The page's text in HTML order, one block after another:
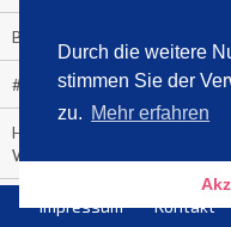
Durch die weitere
stimmen Sie der
zu. Mehr erfahren
Bella Bella
#1-Bestseller: "Das ist
Hammer! "Fear: Trump in the
Watergate-Urgestein
Impressum Kontakt